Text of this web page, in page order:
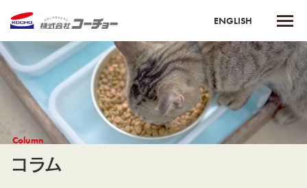
ENGLISH
Column
コラム